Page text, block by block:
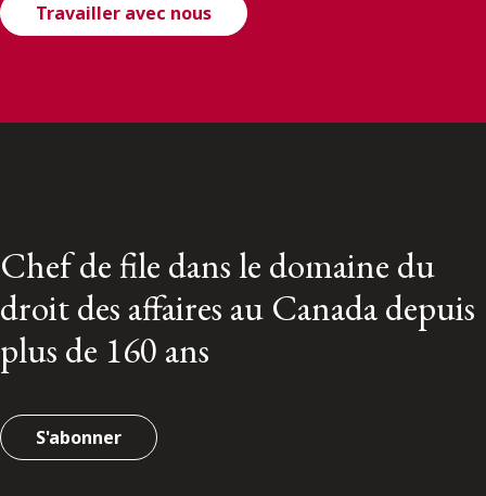
Travailler avec nous
Chef de file dans le domaine du
droit des affaires au Canada depuis
plus de 160 ans
S'abonner